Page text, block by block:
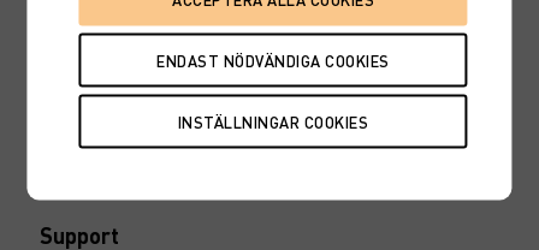
Invstr
Marknadsinsikt
10 smarta fondtips
Maxa din pension
Support